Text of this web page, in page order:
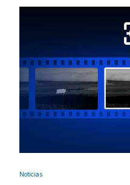
Noticias